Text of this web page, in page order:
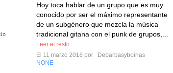
Hoy toca hablar de un grupo que es muy
conocido por ser el máximo representante
de un subgénero que mezcla la música
tradicional gitana con el punk de grupos,...
Leer el resto
El 11 marzo 2016 por
Debarbasyboinas
NONE